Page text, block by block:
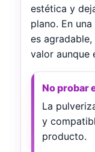
estética y
plano. En
es
valor aunque
No probar
La
y
producto.